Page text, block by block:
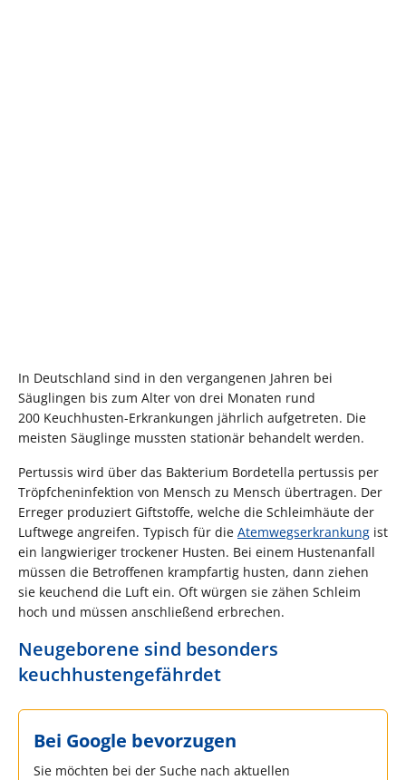
In Deutschland sind in den vergangenen Jahren bei
Säuglingen bis zum Alter von drei Monaten rund
200 Keuchhusten-Erkrankungen jährlich aufgetreten. Die
meisten Säuglinge mussten stationär behandelt werden.
Pertussis wird über das Bakterium Bordetella pertussis per
Tröpfcheninfektion von Mensch zu Mensch übertragen. Der
Erreger produziert Giftstoffe, welche die Schleimhäute der
Luftwege angreifen. Typisch für die Atemwegserkrankung ist
ein langwieriger trockener Husten. Bei einem Hustenanfall
müssen die Betroffenen krampfartig husten, dann ziehen
sie keuchend die Luft ein. Oft würgen sie zähen Schleim
hoch und müssen anschließend erbrechen.
Neugeborene sind besonders
keuchhustengefährdet
Bei Google bevorzugen
Sie möchten bei der Suche nach aktuellen